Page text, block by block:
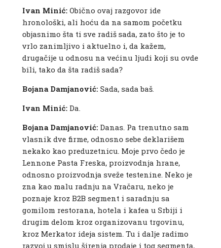
Ivan Minić: Obično ovaj razgovor ide
hronološki, ali hoću da na samom početku
objasnimo šta ti sve radiš sada, zato što je to
vrlo zanimljivo i aktuelno i, da kažem,
drugačije u odnosu na većinu ljudi koji su ovde
bili, tako da šta radiš sada?
Bojana Damjanović: Sada, sada baš.
Ivan Minić: Da.
Bojana Damjanović: Danas. Pa trenutno sam
vlasnik dve firme, odnosno sebe deklarišem
nekako kao preduzetnicu. Moje prvo čedo je
Lennone Pasta Freska, proizvodnja hrane,
odnosno proizvodnja sveže testenine. Neko je
zna kao malu radnju na Vračaru, neko je
poznaje kroz B2B segment i saradnju sa
gomilom restorana, hotela i kafea u Srbiji i
drugim delom kroz organizovanu trgovinu,
kroz Merkator ideja sistem. Tu i dalje radimo
razvoj u smislu širenja prodaje i tog segmenta,